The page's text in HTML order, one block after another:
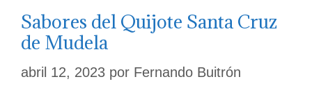
Sabores del Quijote Santa Cruz
de Mudela
abril 12, 2023 por Fernando Buitrón